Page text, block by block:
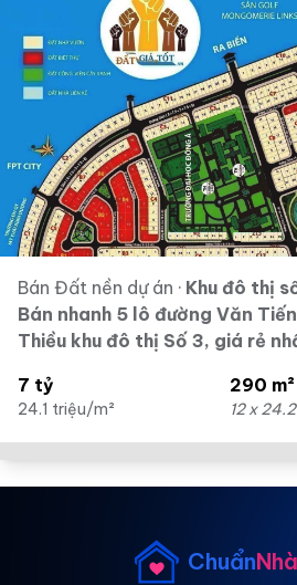
Bán Đất nền dự án · Khu đô thị số
Bán nhanh 5 lô đường Văn
Thiều khu đô thị Số 3, giá rẻ
7 tỷ
24.1 triệu/m²
290 m²
12 x
Chuẩn